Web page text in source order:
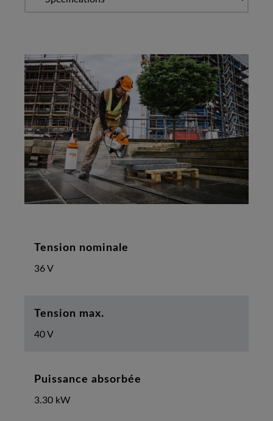
Tension nominale
36 V
Tension max.
40 V
Puissance absorbée
3.30 kW